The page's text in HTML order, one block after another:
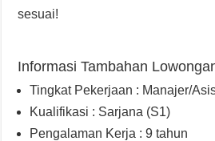
sesuai!
Informasi Tambahan
Tingkat Pekerjaan : Manajer/
Kualifikasi : Sarjana (S1)
Pengalaman Kerja : 9 tahun